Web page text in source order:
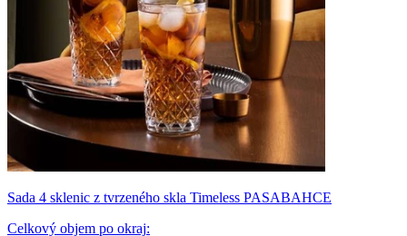
Sada 4 sklenic z tvrzeného skla Timeless PASABAHCE
Celkový objem po okraj: